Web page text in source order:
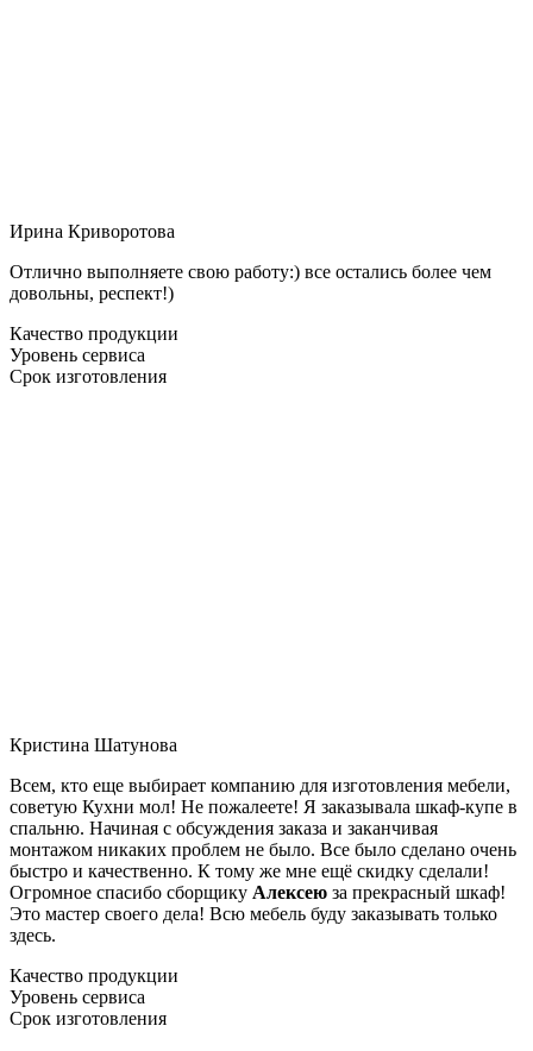
Ирина Криворотова
Отлично выполняете свою работу:) все остались более чем
довольны, респект!)
Качество продукции
Уровень сервиса
Срок изготовления
Кристина Шатунова
Всем, кто еще выбирает компанию для изготовления мебели,
советую Кухни мол! Не пожалеете! Я заказывала шкаф-купе в
спальню. Начиная с обсуждения заказа и заканчивая
монтажом никаких проблем не было. Все было сделано очень
быстро и качественно. К тому же мне ещё скидку сделали!
Огромное спасибо сборщику Алексею за прекрасный шкаф!
Это мастер своего дела! Всю мебель буду заказывать только
здесь.
Качество продукции
Уровень сервиса
Срок изготовления